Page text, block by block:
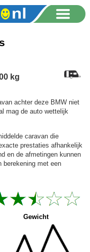
kg
achter deze BMW niet
mag de auto wettelijk
caravan die
prestaties afhankelijk
en de afmetingen kunnen
berekening met een
Gewicht